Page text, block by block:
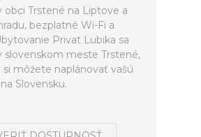
obci Trstené na Liptove a
bezplatné Wi-Fi a
Privat Lubika sa
slovenskom meste Trstené,
môžete naplánovať vašú
Slovensku.